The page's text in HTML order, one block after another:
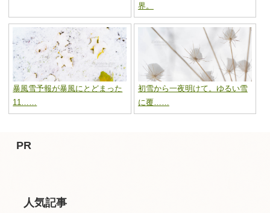
界。
暴風雪予報が暴風にとどまった
11……
初雪から一夜明けて。ゆるい雪
に覆……
PR
人気記事